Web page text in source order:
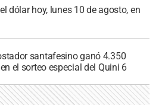
dólar hoy, lunes 10 de agosto, en
santafesino ganó 4.350
el sorteo especial del Quini 6